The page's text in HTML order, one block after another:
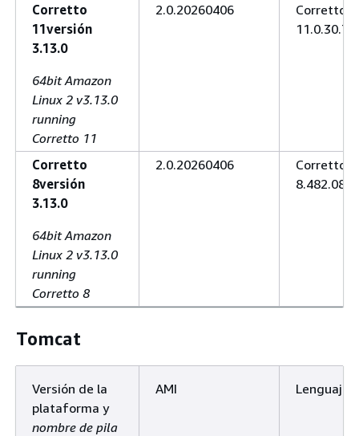
Corretto
11versión
3.13.0
64bit Amazon
Linux 2 v3.13.0
running
Corretto 11
2.0.20260406
Corretto
11.0.30.7.1
Corretto
8versión
3.13.0
64bit Amazon
Linux 2 v3.13.0
running
Corretto 8
2.0.20260406
Corretto
8.482.08.1
Tomcat
Versión de la
plataforma y
nombre de pila
AMI Lenguaje